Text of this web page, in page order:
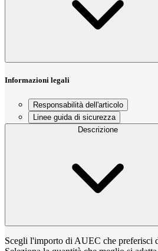
Informazioni legali
Responsabilità dell'articolo
Linee guida di sicurezza
Descrizione
Scegli l'importo di AUEC che preferisci